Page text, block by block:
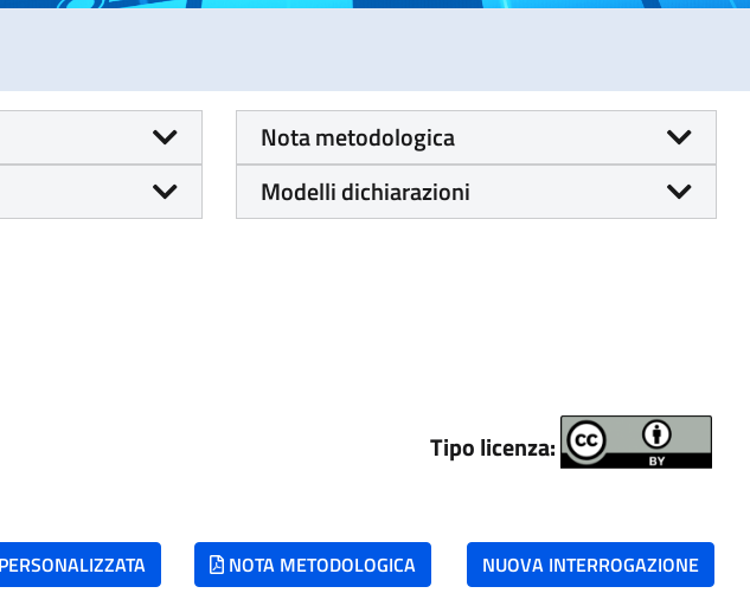
Nota metodologica
Modelli dichiarazioni
Tipo licenza:
NOTA METODOLOGICA
NUOVA INTERROGAZIONE